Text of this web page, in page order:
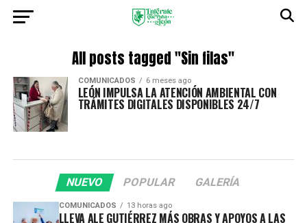
All posts tagged "Sin filas"
COMUNICADOS 6 meses ago
LEÓN IMPULSA LA ATENCIÓN AMBIENTAL CON
TRÁMITES DIGITALES DISPONIBLES 24/7
NUEVO POPULAR GALERÍA
COMUNICADOS 13 horas ago
LLEVA ALE GUTIÉRREZ MÁS OBRAS Y APOYOS A LAS